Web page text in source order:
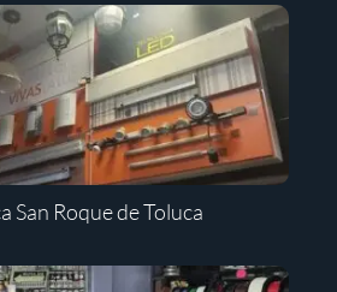
San Roque de Toluca